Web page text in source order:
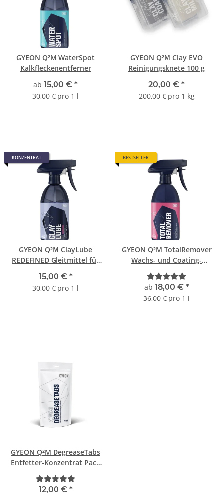
GYEON Q²M WaterSpot
Kalkfleckenentferner
ab 15,00 € *
30,00 € pro 1 l
GYEON Q²M Clay EVO
Reinigungsknete 100 g
20,00 € *
200,00 € pro 1 kg
KONZENTRAT
GYEON Q²M ClayLube
REDEFINED Gleitmittel für
15,00 € *
30,00 € pro 1 l
BESTSELLER
GYEON Q²M TotalRemover
Wachs- und Coating-
ab 18,00 € *
36,00 € pro 1 l
GYEON Q²M DegreaseTabs
Entfetter-Konzentrat Pack
12,00 € *